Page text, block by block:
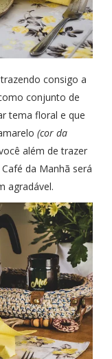
consigo a
conjunto de
tema floral e que
(cor da
além de trazer
da Manhã será
agradável.